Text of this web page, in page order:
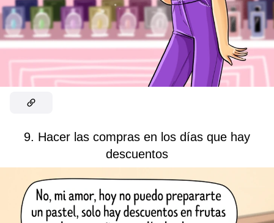
9. Hacer las compras en los días que hay
descuentos